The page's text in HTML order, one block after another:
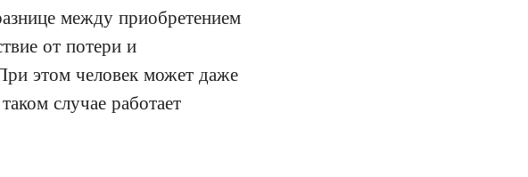
между приобретением
от потери и
этом человек может даже
случае работает